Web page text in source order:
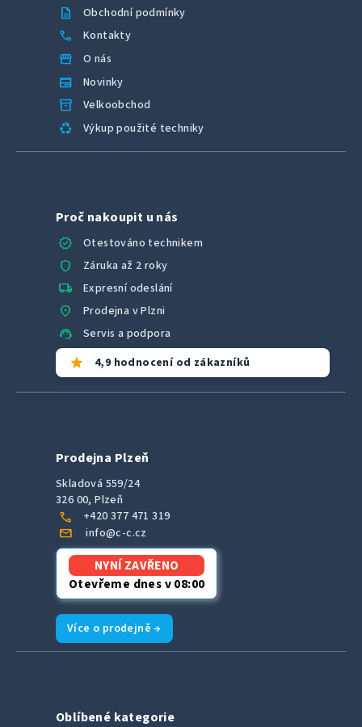
description Obchodní podmínky
call Kontakty
storefront O nás
newspaper Novinky
inventory_2 Velkoobchod
recycling Výkup použité techniky
Proč nakoupit u nás
verified
Otestováno technikem
shield Záruka až 2 roky
local_shipping Expresní odeslání
location_on Prodejna v Plzni
support_agent Servis a podpora
star 4,9 hodnocení od zákazníků
Prodejna Plzeň
Skladová 559/24
326 00, Plzeň
call +420 377 471 319
mail info@c-c.cz
NYNÍ ZAVŘENO
Otevřeme dnes v 08:00
Více o prodejně →
Oblíbené kategorie